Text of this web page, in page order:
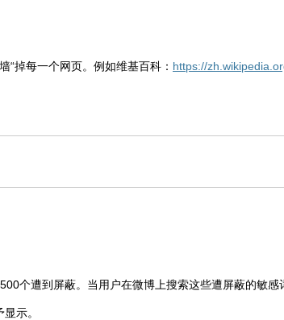
“掉每一个网页。例如维基百科： https://
个遭到屏蔽。当用户在微博上搜索这些遭屏蔽的敏感
示。